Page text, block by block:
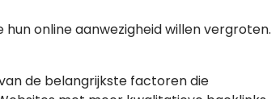
online aanwezigheid willen vergroten.
de belangrijkste factoren die